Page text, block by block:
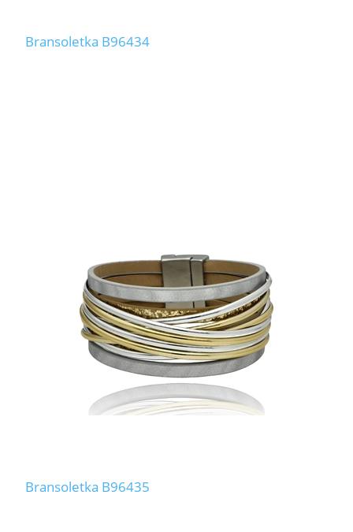
Bransoletka B96434
Bransoletka B96435